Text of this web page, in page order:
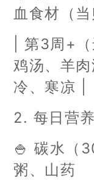
血食材（当
| 第3周+
鸡汤、羊
冷、寒凉 |
2. 每日营
🍚 碳水（
粥、山药